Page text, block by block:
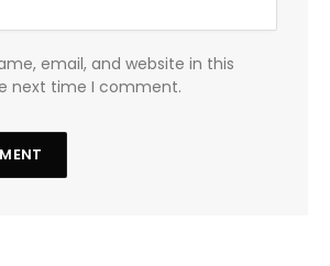
email, and website in this
next time I comment.